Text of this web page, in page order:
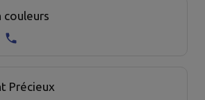
couleurs
Précieux